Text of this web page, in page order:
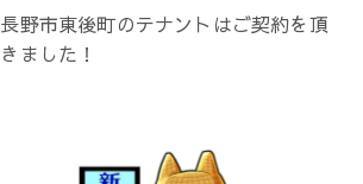
長野市東後町のテナントはご契約を頂
きました！